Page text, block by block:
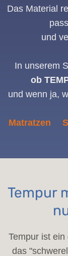
Das Material
und
In unserem
ob
und wenn ja,
Matratzen
Tempur
Tempur ist
das